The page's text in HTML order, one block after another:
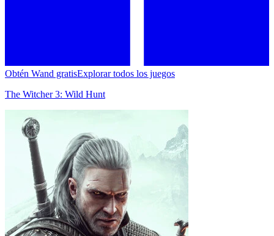
Obtén Wand gratisExplorar todos los juegos
The Witcher 3: Wild Hunt